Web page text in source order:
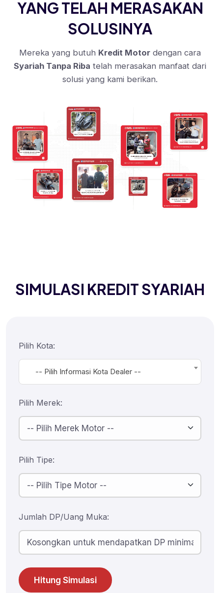
YANG TELAH MERASAKAN
SOLUSINYA
Mereka yang butuh Kredit Motor dengan cara
Syariah Tanpa Riba telah merasakan manfaat dari
solusi yang kami berikan.
SIMULASI KREDIT SYARIAH
Pilih Kota:
-- Pilih Informasi Kota Dealer --
Pilih Merek:
Pilih Tipe:
Jumlah DP/Uang Muka:
Hitung Simulasi